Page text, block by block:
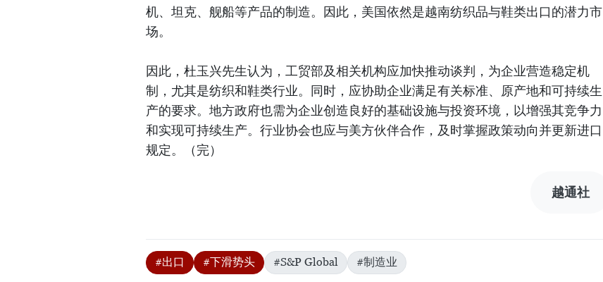
机、坦克、舰船等产品的制造。因此，美国依然是越南纺织品与鞋类出口的潜力市
场。
因此，杜玉兴先生认为，工贸部及相关机构应加快推动谈判，为企业营造稳定机
制，尤其是纺织和鞋类行业。同时，应协助企业满足有关标准、原产地和可持续生
产的要求。地方政府也需为企业创造良好的基础设施与投资环境，以增强其竞争力
和实现可持续生产。行业协会也应与美方伙伴合作，及时掌握政策动向并更新进口
规定。（完）
越通社
#出口 #下滑势头 #S&P Global #制造业